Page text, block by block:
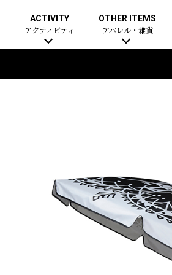
ACTIVITY
アクティビティ
OTHER ITEMS
アパレル・雑貨